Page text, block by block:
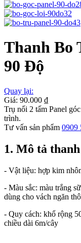
Thanh Bo
90 Độ
Quay lại:
Giá: 90.000 ₫
Trụ nối 2 tấm Panel
trình.
Tư vấn sản phẩm 0909
1. Mô tả
- Vật liệu: hợp kim
- Màu sắc: màu trắng
dùng cho vách ngăn
- Quy cách: khổ rộng
chiều dài 6m/cây